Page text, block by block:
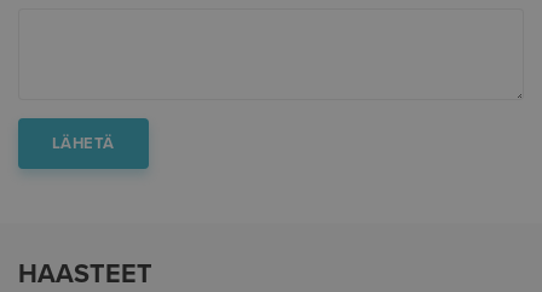
HAASTEET